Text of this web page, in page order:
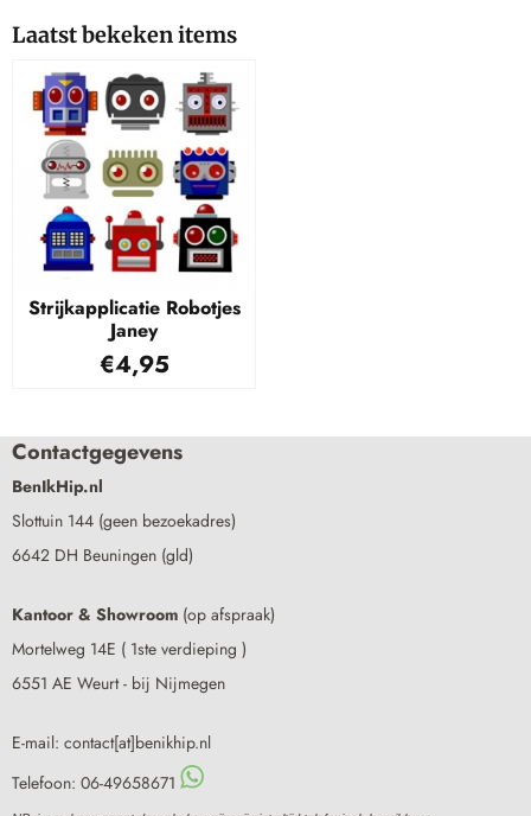
Laatst bekeken items
Strijkapplicatie Robotjes
Janey
€4,95
Contactgegevens
BenIkHip.nl
Slottuin 144 (geen bezoekadres)
6642 DH Beuningen (gld)
Kantoor & Showroom (op afspraak)
Mortelweg 14E ( 1ste verdieping )
6551 AE Weurt - bij Nijmegen
E-mail: contact[at]benikhip.nl
Telefoon: 06-49658671